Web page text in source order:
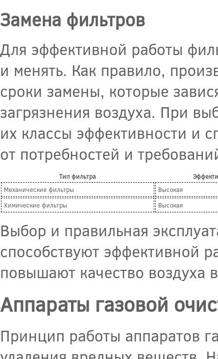
Замена фильтров
Для эффективной работы
и менять. Как правило,
сроки замены, которые
загрязнения воздуха. При
их классы эффективности и
от потребностей и
Тип фильтра
Механические фильтры
Высокая
Химические фильтры
Высокая
Выбор и правильная
способствуют эффективной
повышают качество воздуха
Аппараты газовой
Принцип работы аппаратов